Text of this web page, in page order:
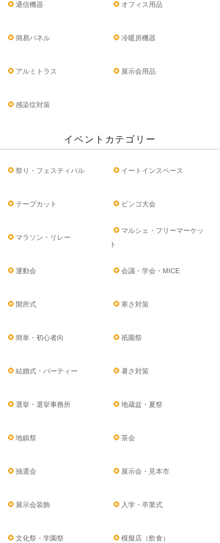
通信機器 オフィス用品
簡易パネル 冷暖房機器
アルミトラス 展示会用品
感染症対策
イベントカテゴリー
祭り・フェスティバル イートインスペース
テープカット ビンゴ大会
マラソン・リレー
マルシェ・フリーマーケッ
ト
運動会 会議・学会・MICE
開所式 寒さ対策
簡単・初心者向 祇園祭
結婚式・パーティー 暑さ対策
選挙・選挙事務所 地蔵盆・夏祭
地鎮祭 茶会
抽選会 展示会・見本市
展示会装飾 入学・卒業式
文化祭・学園祭 模擬店（飲食）